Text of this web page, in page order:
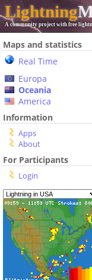
Lightning
A community project with free
Maps and statistics
Real Time
Europa
Oceania
America
Information
Apps
About
For Participants
Login